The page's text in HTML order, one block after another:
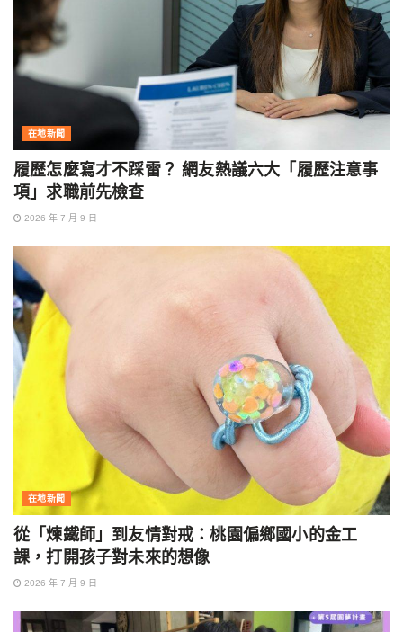
在地新聞
履歷怎麼寫才不踩雷？ 網友熱議六大「履歷注意事
項」求職前先檢查
2026 年 7 月 9 日
在地新聞
從「煉鐵師」到友情對戒：桃園偏鄉國小的金工
課，打開孩子對未來的想像
2026 年 7 月 9 日